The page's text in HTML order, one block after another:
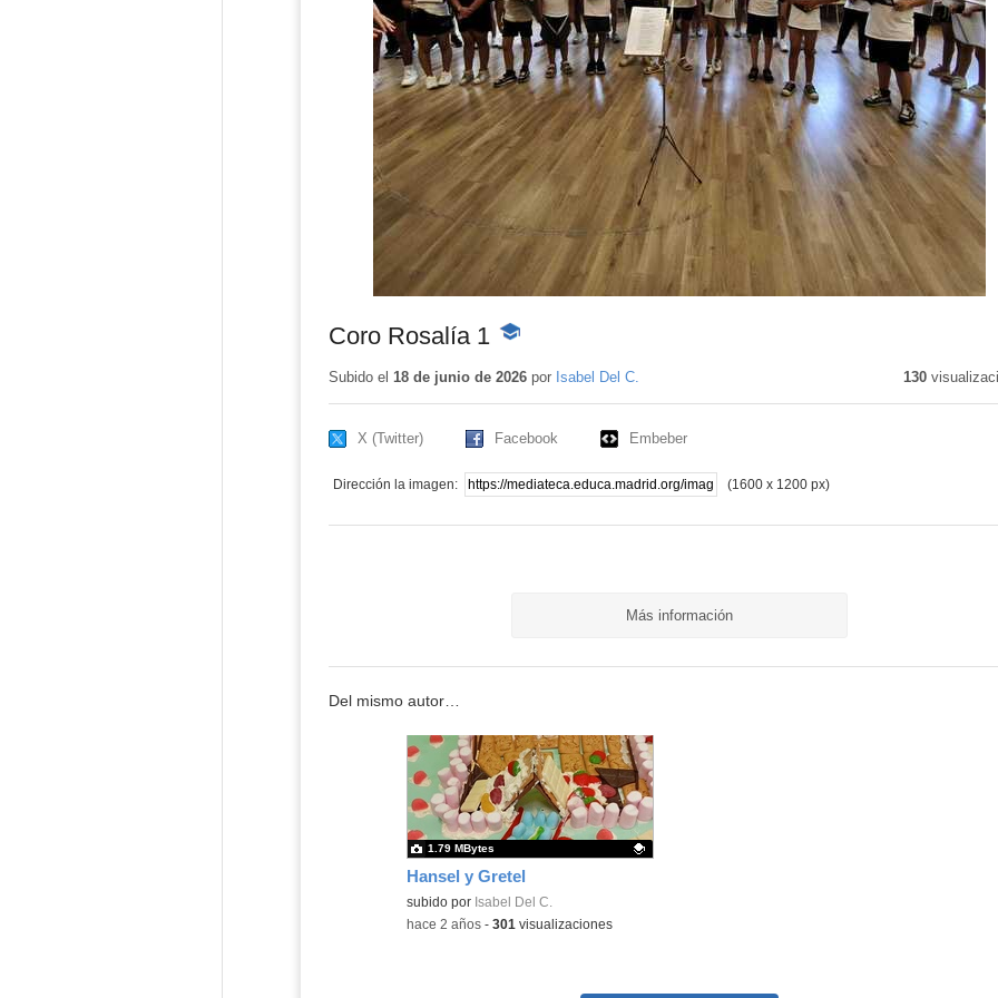
Coro Rosalía 1 -
educativo
Subido el 18 de junio de 2026por Isabel Del C. 130
X (Twitter) Facebook Embeber
Dirección la imagen: (1600 x 1200 px)
Más información
Del mismo autor…
Hansel y Gretel
Contenido educativo.
subido por Isabel Del C.
1.79 MBytes
-hace 2 años- 301 visualizaciones